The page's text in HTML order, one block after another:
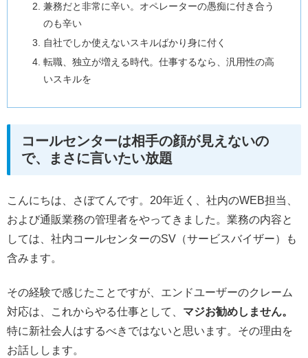
兼務だと非常に辛い。オペレーターの愚痴に付き合う
のも辛い
自社でしか使えないスキルばかり身に付く
転職、独立が増える時代。仕事するなら、汎用性の高
いスキルを
コールセンターは相手の顔が見えないの
で、まさに言いたい放題
こんにちは、さぼてんです。20年近く、社内のWEB担当、
および通販業務の管理者をやってきました。業務の内容と
しては、社内コールセンターのSV（サービスバイザー）も
含みます。
その経験で感じたことですが、エンドユーザーのクレーム
対応は、これからやる仕事として、 マジお勧めしません。
特に新社会人はするべきではないと思います。その理由を
お話しします。